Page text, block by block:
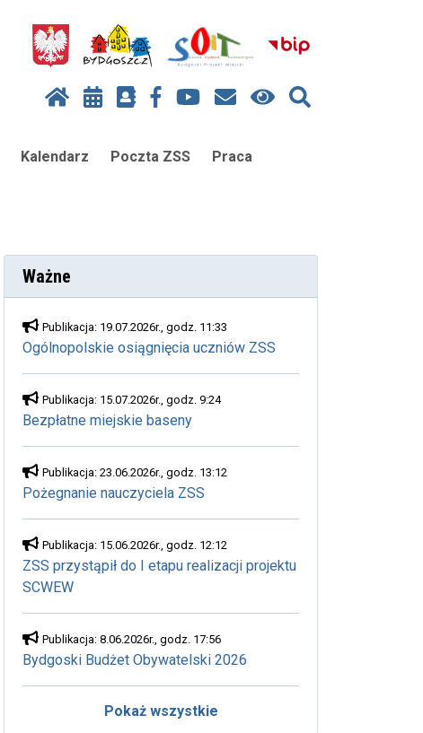
Kalendarz Poczta ZSS Praca
Ważne
Publikacja: 19.07.2026r., godz. 11:33
Ogólnopolskie osiągnięcia uczniów ZSS
Publikacja: 15.07.2026r., godz. 9:24
Bezpłatne miejskie baseny
Publikacja: 23.06.2026r., godz. 13:12
Pożegnanie nauczyciela ZSS
Publikacja: 15.06.2026r., godz. 12:12
ZSS przystąpił do I etapu realizacji projektu
SCWEW
Publikacja: 8.06.2026r., godz. 17:56
Bydgoski Budżet Obywatelski 2026
Pokaż wszystkie